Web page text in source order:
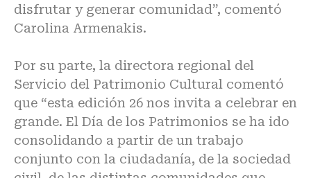
disfrutar y generar comunidad”, comentó
Carolina Armenakis.
Por su parte, la directora regional del
Servicio del Patrimonio Cultural comentó
que “esta edición 26 nos invita a celebrar en
grande. El Día de los Patrimonios se ha ido
consolidando a partir de un trabajo
conjunto con la ciudadanía, de la sociedad